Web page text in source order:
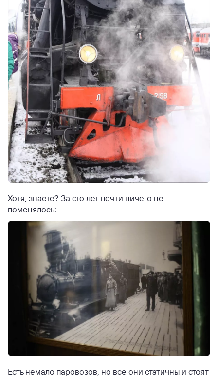
Хотя, знаете? За сто лет почти ничего не
поменялось:
Есть немало паровозов, но все они статичны и стоят